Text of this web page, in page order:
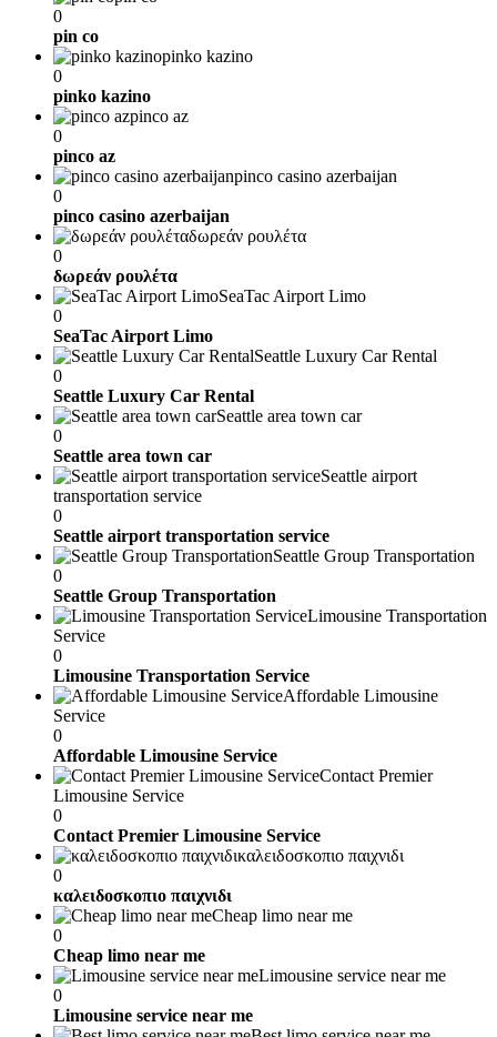
0
pin co
pinko kazino
0
pinko kazino
pinco az
0
pinco az
pinco casino azerbaijan
0
pinco casino azerbaijan
δωρεάν ρουλέτα
0
δωρεάν ρουλέτα
SeaTac Airport Limo
0
SeaTac Airport Limo
Seattle Luxury Car Rental
0
Seattle Luxury Car Rental
Seattle area town car
0
Seattle area town car
Seattle airport
transportation service
0
Seattle airport transportation service
Seattle Group Transportation
0
Seattle Group Transportation
Limousine Transportation
Service
0
Limousine Transportation Service
Affordable Limousine
Service
0
Affordable Limousine Service
Contact Premier
Limousine Service
0
Contact Premier Limousine Service
καλειδοσκοπιο παιχνιδι
0
καλειδοσκοπιο παιχνιδι
Cheap limo near me
0
Cheap limo near me
Limousine service near me
0
Limousine service near me